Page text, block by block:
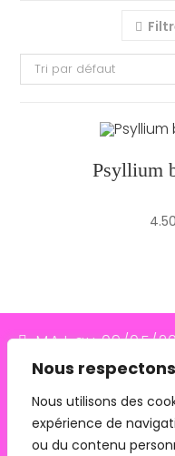
Nous
Nous utilisons des
expérience de
ou du contenu
MAJ au 09/05/
plus le
redressement
n'assurent plus
Tri par défaut
Psyllium
4.50